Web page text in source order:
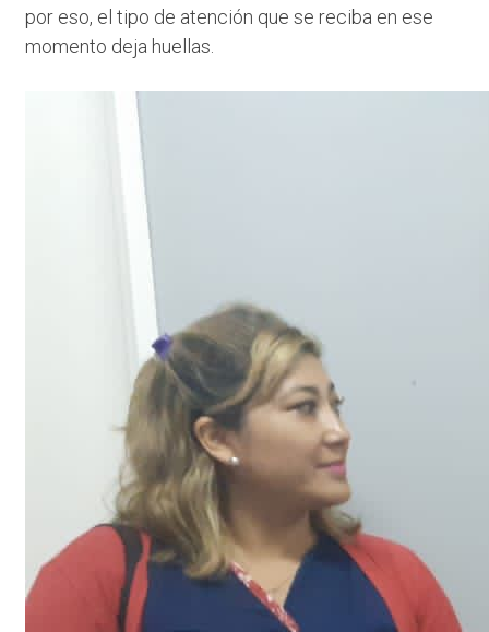
por eso, el tipo de atención que se reciba en ese
momento deja huellas.